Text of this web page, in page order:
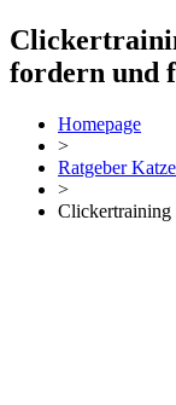
fordern und
Homepage
>
Ratgeber
>
Clickertraining